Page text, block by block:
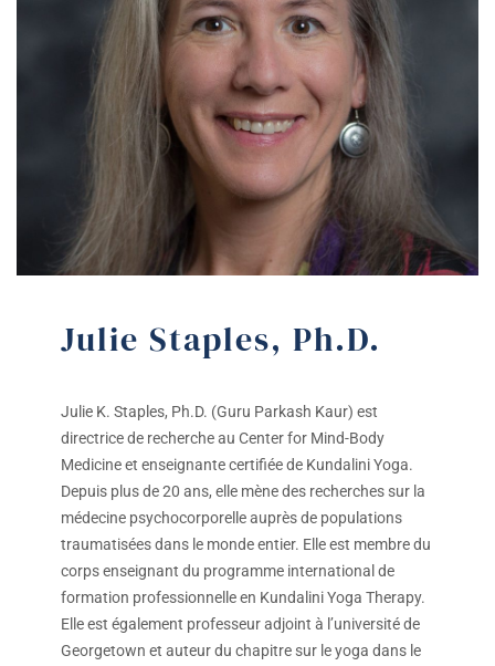
Julie Staples, Ph.D.
Julie K. Staples, Ph.D. (Guru Parkash Kaur) est
directrice de recherche au Center for Mind-Body
Medicine et enseignante certifiée de Kundalini Yoga.
Depuis plus de 20 ans, elle mène des recherches sur la
médecine psychocorporelle auprès de populations
traumatisées dans le monde entier. Elle est membre du
corps enseignant du programme international de
formation professionnelle en Kundalini Yoga Therapy.
Elle est également professeur adjoint à l’université de
Georgetown et auteur du chapitre sur le yoga dans le